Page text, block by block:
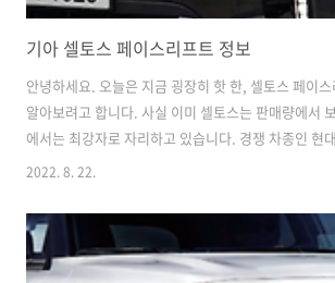
기아 셀토스 페이스리프트 정보
안녕하세요. 오늘은 지금 굉장히 핫 한, 셀토스 페이
알아보려고 합니다. 사실 이미 셀토스는 판매량에서
에서는 최강자로 자리하고 있습니다. 경쟁 차종인 현
쌍용 티볼리 등 소형 SUV의 경쟁구도에서 이미 셀토스
면 32.5%의 점유율로 1위를 지키고 있습니다. 그럼
로 디자인에 변화를 주고 다듬어진 부분으로 나온다
아닐까요? ^^ 최근 니로 신차가 등장하면서 제법 좋은
2022. 8. 22.